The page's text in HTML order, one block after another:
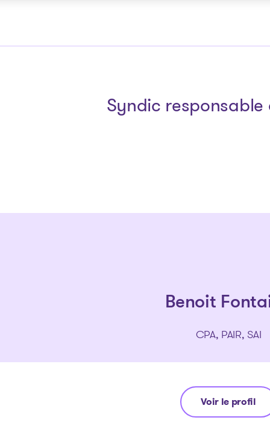
Syndic responsable
Benoit
CPA, PAIR, SAI
Voir le profil
Benoit Fontaine